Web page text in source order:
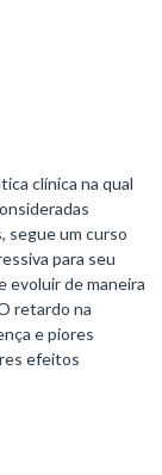
clínica na qual
segue um curso
para seu
evoluir de maneira
retardo na
e piores
efeitos